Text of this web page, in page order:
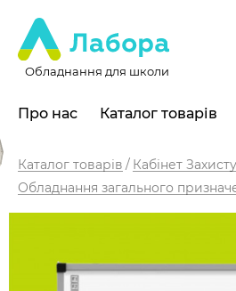
Обладнання для школи
Про нас Каталог товарів
Каталог товарів
Кабінет
Обладнання загального